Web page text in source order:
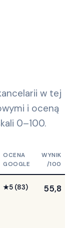
w tej
i oceną
0–100.
OCENA
GOOGLE
WYNIK
/100
★5 (83) 55,8